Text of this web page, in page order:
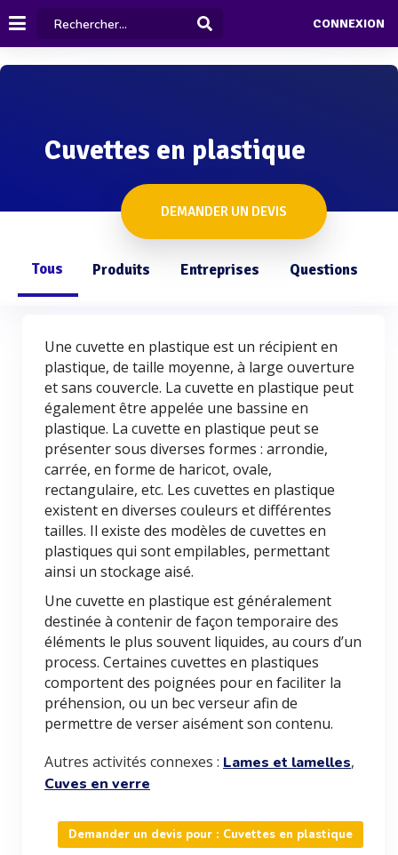
CONNEXION
Cuvettes en plastique
DEMANDER UN DEVIS
Tous Produits Entreprises Questions
Une cuvette en plastique est un récipient en
plastique, de taille moyenne, à large ouverture
et sans couvercle. La cuvette en plastique peut
également être appelée une bassine en
plastique. La cuvette en plastique peut se
présenter sous diverses formes : arrondie,
carrée, en forme de haricot, ovale,
rectangulaire, etc. Les cuvettes en plastique
existent en diverses couleurs et différentes
tailles. Il existe des modèles de cuvettes en
plastiques qui sont empilables, permettant
ainsi un stockage aisé.
Une cuvette en plastique est généralement
destinée à contenir de façon temporaire des
éléments le plus souvent liquides, au cours d’un
process. Certaines cuvettes en plastiques
comportent des poignées pour en faciliter la
préhension, ou un bec verseur afin de
permettre de verser aisément son contenu.
Autres activités connexes : Lames et lamelles,
Cuves en verre
Demander un devis pour : Cuvettes en plastique